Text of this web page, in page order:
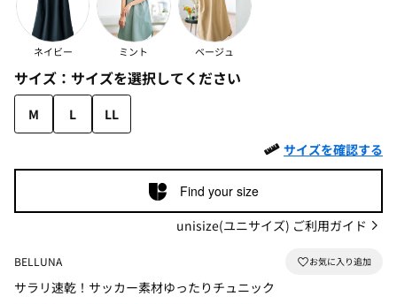
ネイビー ミント ベージュ
サイズ： サイズを選択してください
M L
LL
サイズを確認する
Find your size
unisize(ユニサイズ) ご利用ガイド
BELLUNA
サラリ速乾！サッカー素材ゆったりチュニック